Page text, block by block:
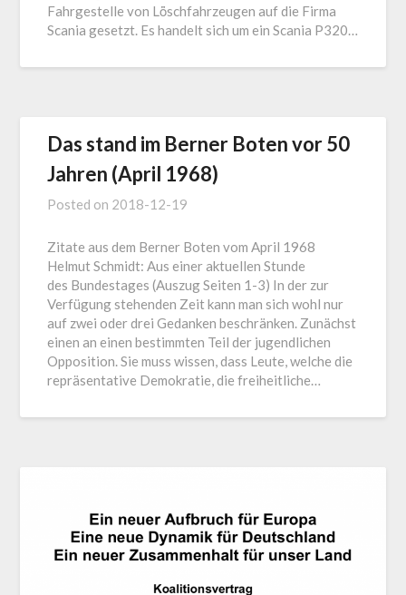
Fahrgestelle von Lö̈schfahrzeugen auf die Firma
Scania gesetzt. Es handelt sich um ein Scania P320…
Das stand im Berner Boten vor 50
Jahren (April 1968)
Posted on 2018-12-19
Zitate aus dem Berner Boten vom April 1968
Helmut Schmidt: Aus einer aktuellen Stunde
des Bundestages (Auszug Seiten 1-3) In der zur
Verfügung stehenden Zeit kann man sich wohl nur
auf zwei oder drei Gedanken beschränken. Zunächst
einen an einen bestimmten Teil der jugendlichen
Opposition. Sie muss wissen, dass Leute, welche die
repräsentative Demokratie, die freiheitliche…